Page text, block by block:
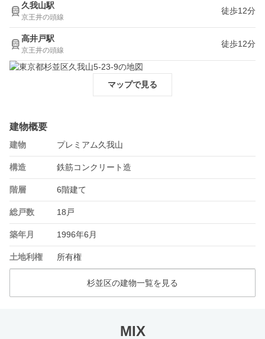
久我山駅
京王井の頭線
徒歩12分
高井戸駅
京王井の頭線
徒歩12分
マップで見る
建物概要
建物 プレミアム久我山
構造 鉄筋コンクリート造
階層 6階建て
総戸数 18戸
築年月 1996年6月
土地利権 所有権
杉並区の建物一覧を見る
MIX